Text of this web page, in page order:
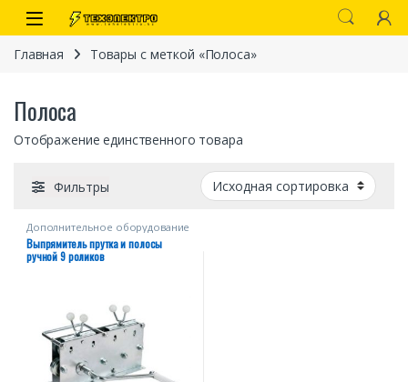
Перейти к навигации
перейти к содержанию
Open
Главная Товары с меткой «Полоса»
Полоса
Отображение единственного товара
Фильтры
Дополнительное оборудование
Выпрямитель прутка и полосы
ручной 9 роликов